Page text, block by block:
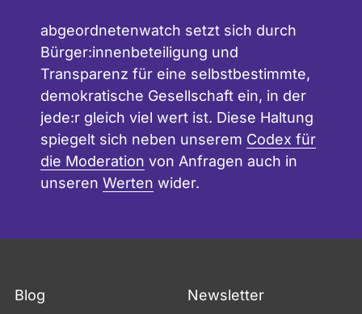
abgeordnetenwatch setzt sich durch
Bürger:innenbeteiligung und
Transparenz für eine selbstbestimmte,
demokratische Gesellschaft ein, in der
jede:r gleich viel wert ist. Diese Haltung
spiegelt sich neben unserem Codex für
die Moderation von Anfragen auch in
unseren Werten wider.
Blog Newsletter